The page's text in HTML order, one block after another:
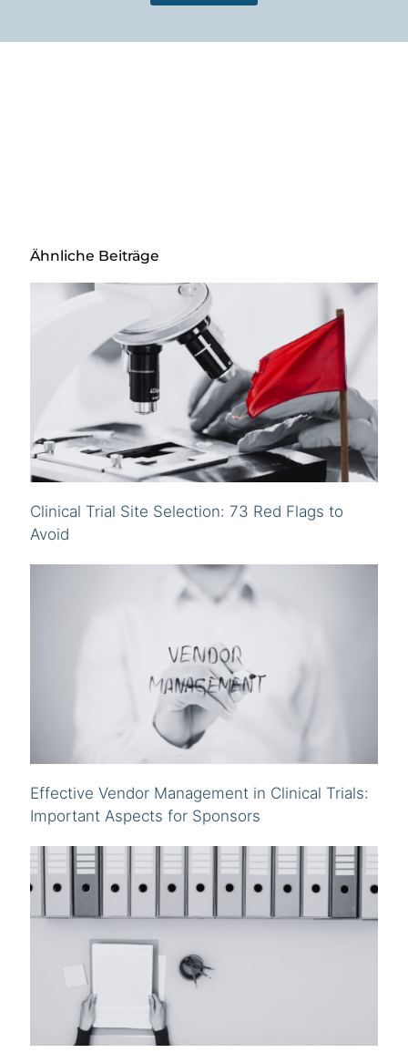
Ähnliche Beiträge
Clinical Trial Site Selection: 73 Red Flags to
Avoid
Effective Vendor Management in Clinical Trials:
Important Aspects for Sponsors